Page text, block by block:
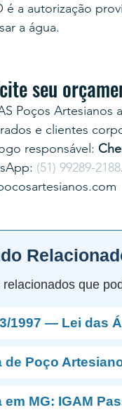
é a autorização
a água.
seu
Poços Artesianos
e clientes
responsável:
(51) 99289-2188.
que
1997 — Lei das
Poço
MG: IGAM